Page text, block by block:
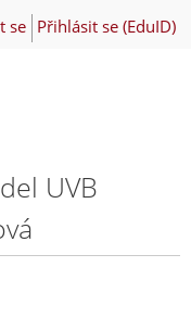
se Přihlásit se (EduID)
UVB